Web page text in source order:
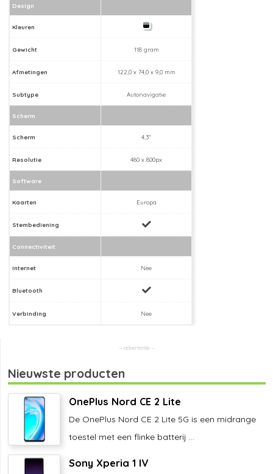
Design
Kleuren
Gewicht 118 gram
Afmetingen 122,0 x 74,0 x 9,0 mm
Subtype Autonavigatie
Scherm
Scherm 4,3"
Resolutie 480 x 800px
Software
Kaarten Europa
Stembediening
Connectiviteit
Internet Nee
Bluetooth
Verbinding Nee
Nieuwste producten
OnePlus Nord CE 2 Lite
De OnePlus Nord CE 2 Lite 5G is een midrange
toestel met een flinke batterij ...
Sony Xperia 1 IV